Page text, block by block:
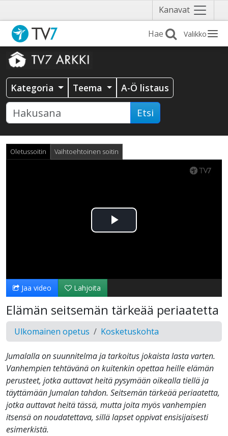
Kanavat Näytä
valikko
Valikko
Kategoria Teema A-Ö listaus
Etsi
Oletussoitin Vaihtoehtoinen soitin
Toista
Jaa video Lahjoita
Elämän seitsemän tärkeää periaatetta
Ulkomainen opetus Kosketuskohta
Jumalalla on suunnitelma ja tarkoitus jokaista lasta varten.
Vanhempien tehtävänä on kuitenkin opettaa heille elämän
perusteet, jotka auttavat heitä pysymään oikealla tiellä ja
täyttämään Jumalan tahdon. Seitsemän tärkeää periaatetta,
jotka auttavat heitä tässä, mutta joita myös vanhempien
itsensä on noudatettava, sillä lapset oppivat ensisijaisesti
esimerkistä.